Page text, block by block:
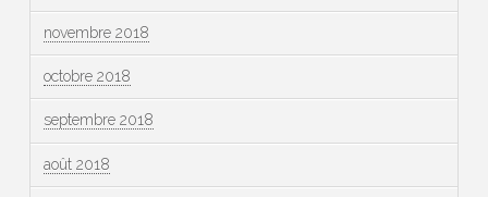
novembre 2018
octobre 2018
septembre 2018
août 2018